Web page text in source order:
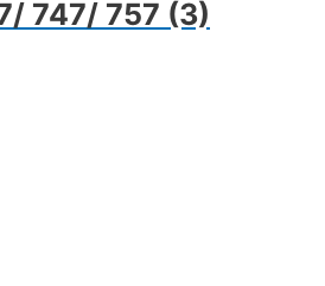
747/ 757 (3)